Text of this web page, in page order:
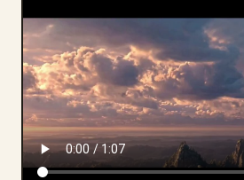
พรอมต์
ราคา
ดาวน์โหลด